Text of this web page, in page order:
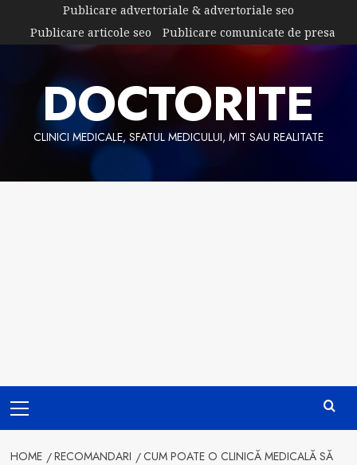
content
Publicare advertoriale & advertoriale seo
Publicare articole seo
Publicare comunicate de presa
DOCTORITE
CLINICI MEDICALE, SFATUL MEDICULUI, MIT SAU REALITATE
Menu
HOME RECOMANDARI
CUM POATE O CLINICĂ MEDICALĂ SĂ